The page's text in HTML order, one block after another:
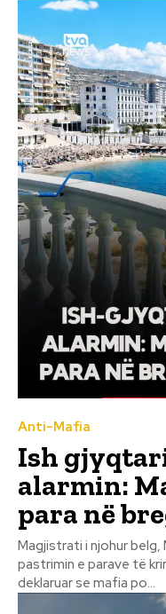
Anti-Mafia
Ish
alarmin:
para në
Magjistrati i njohur belg,
pastrimin e parave të
deklaruar se mafia po...